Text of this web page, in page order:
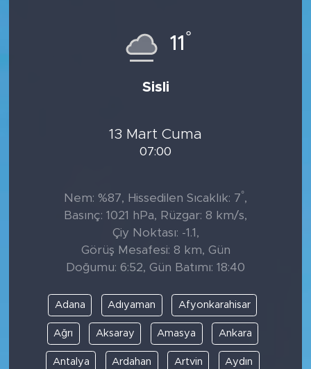
11 °
Sisli
13 Mart Cuma
07:00
Nem: %87, Hissedilen Sıcaklık: 7°,
Basınç: 1021 hPa, Rüzgar: 8 km/s,
Çiy Noktası: -1.1,
Görüş Mesafesi: 8 km, Gün
Doğumu: 6:52, Gün Batımı: 18:40
Adana Adıyaman Afyonkarahisar
Ağrı Aksaray Amasya Ankara
Antalya Ardahan Artvin Aydın